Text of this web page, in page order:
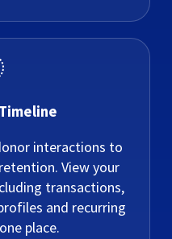
interactions to
View your
transactions,
and recurring
place.